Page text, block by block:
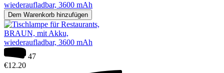
wiederaufladbar, 3600 mAh
Dem Warenkorb hinzufügen
47
€12.20